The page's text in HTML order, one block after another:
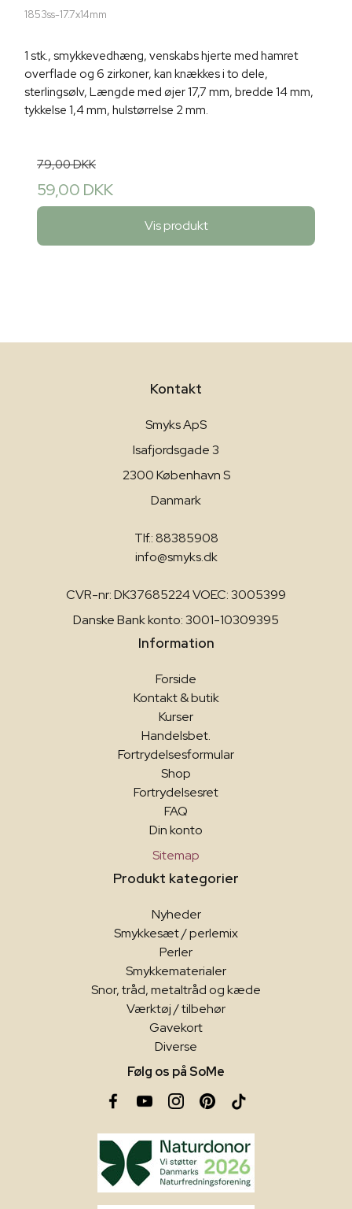
1853ss-17.7x14mm
1 stk., smykkevedhæng, venskabs hjerte med hamret
overflade og 6 zirkoner, kan knækkes i to dele,
sterlingsølv, Længde med øjer 17,7 mm, bredde 14 mm,
tykkelse 1,4 mm, hulstørrelse 2 mm.
79,00 DKK
59,00 DKK
Vis produkt
Kontakt
Smyks ApS
Isafjordsgade 3
2300 København S
Danmark
Tlf.: 88385908
info@smyks.dk
CVR-nr: DK37685224 VOEC: 3005399
Danske Bank konto: 3001-10309395
Information
Forside
Kontakt & butik
Kurser
Handelsbet.
Fortrydelsesformular
Shop
Fortrydelsesret
FAQ
Din konto
Sitemap
Produkt kategorier
Nyheder
Smykkesæt / perlemix
Perler
Smykkematerialer
Snor, tråd, metaltråd og kæde
Værktøj / tilbehør
Gavekort
Diverse
Følg os på SoMe